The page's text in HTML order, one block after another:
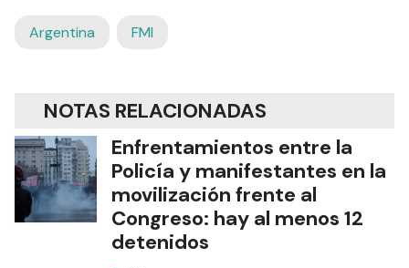
Argentina FMI
NOTAS RELACIONADAS
Enfrentamientos entre la
Policía y manifestantes en la
movilización frente al
Congreso: hay al menos 12
detenidos